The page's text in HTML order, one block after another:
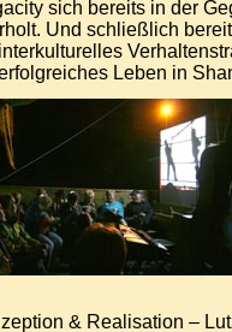
sich bereits in der
Und schließlich
Leben in
& Realisation –